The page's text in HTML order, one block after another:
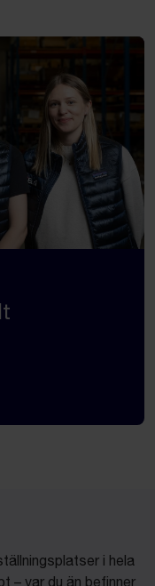
i hela
– var du än befinner